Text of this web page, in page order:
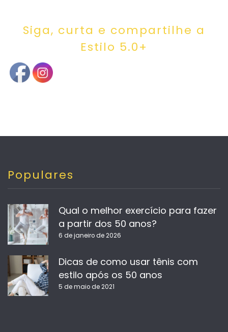
Siga, curta e compartilhe a
Estilo 5.0+
Populares
Qual o melhor exercício para fazer
a partir dos 50 anos?
6 de janeiro de 2026
Dicas de como usar tênis com
estilo após os 50 anos
5 de maio de 2021